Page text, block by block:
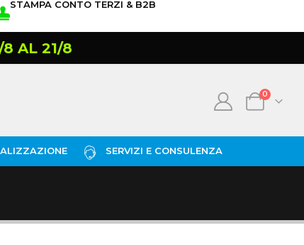
STAMPA CONTO TERZI & B2B
8 AL 21/8
0
SERVIZI E CONSULENZA